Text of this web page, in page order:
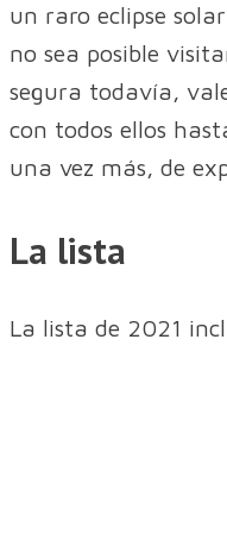
un raro eclipse
no sea posible
segura todavía,
con todos ellos
una vez más, de
La lista
La lista de 2021